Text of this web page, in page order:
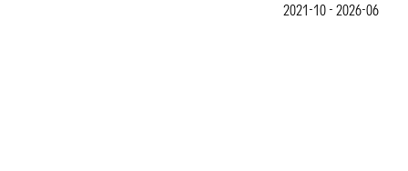
2021-10 - 2026-06